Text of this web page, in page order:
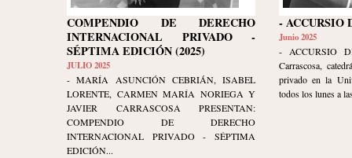
COMPENDIO DE DERECHO
INTERNACIONAL PRIVADO -
SÉPTIMA EDICIÓN (2025)
JULIO 2025
- MARÍA ASUNCIÓN CEBRIÁN, ISABEL
LORENTE, CARMEN MARÍA NORIEGA Y
JAVIER CARRASCOSA PRESENTAN:
COMPENDIO DE DERECHO
INTERNACIONAL PRIVADO - SÉPTIMA
EDICIÓN...
- ACCURSIO
Junio 2025
- ACCURSIO
Carrascosa,
privado en la
todos los lunes a